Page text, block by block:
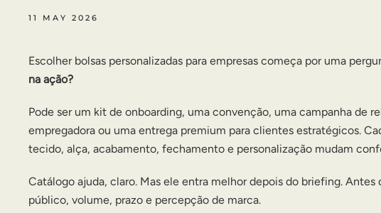
11 MAY 2026
Escolher bolsas personalizadas para empresas começa por uma
na ação?
Pode ser um kit de onboarding, uma convenção, uma campanha de
empregadora ou uma entrega premium para clientes estratégicos.
tecido, alça, acabamento, fechamento e personalização mudam
Catálogo ajuda, claro. Mas ele entra melhor depois do briefing. Antes
público, volume, prazo e percepção de marca.